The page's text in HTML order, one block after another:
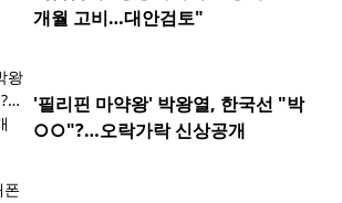
개월 고비…대안검토"
'필리핀 마약왕' 박왕열, 한국선 "박
○○"?…오락가락 신상공개